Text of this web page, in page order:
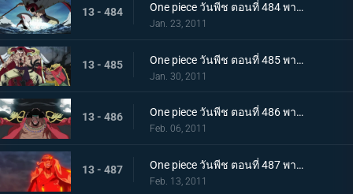
13 - 484 One piece วันพีช ตอนที่ 484 พากย์ไทย ศูนย์ใหญ่พินาศ! ความโกรธของหนวดขาวที่ไร้ซึ่งคำพูดใดๆ!
Jan. 23, 2011
13 - 485 One piece วันพีช ตอนที่ 485 พากย์ไทย สะสางความแค้น หนวดขาว ปะทะ กลุ่มโจรสลัดหนวดดำ
Jan. 30, 2011
13 - 486 One piece วันพีช ตอนที่ 486 พากย์ไทย โชว์เริ่มเปิดม่าน! แผนร้ายของหนวดดำที่ถูกเปิดเผย!
Feb. 06, 2011
13 - 487 One piece วันพีช ตอนที่ 487 พากย์ไทย ทิฐิของอาคาอินุ! หมัดแม็กม่าที่พุ่งใส่ลูฟี่!
Feb. 13, 2011